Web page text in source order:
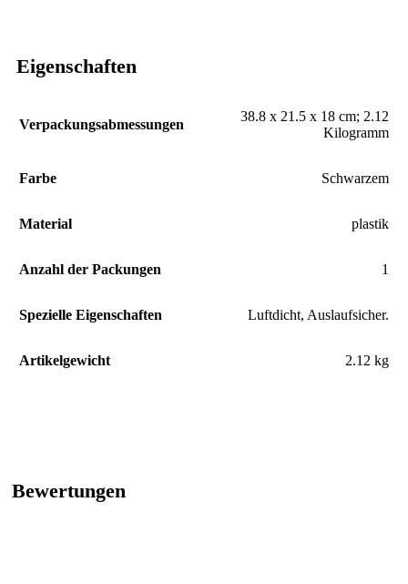
Eigenschaften
Verpackungsabmessungen
‎38.8 x 21.5 x 18 cm; 2.12
Kilogramm
Farbe ‎Schwarzem
Material ‎plastik
Anzahl der Packungen ‎1
Spezielle Eigenschaften ‎Luftdicht, Auslaufsicher.
Artikelgewicht ‎2.12 kg
Bewertungen